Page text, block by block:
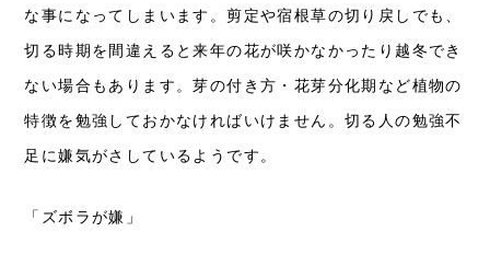
な事になってしまいます。剪定や宿根草の切り戻しでも、
切る時期を間違えると来年の花が咲かなかったり越冬でき
ない場合もあります。芽の付き方・花芽分化期など植物の
特徴を勉強しておかなければいけません。切る人の勉強不
足に嫌気がさしているようです。
「ズボラが嫌」